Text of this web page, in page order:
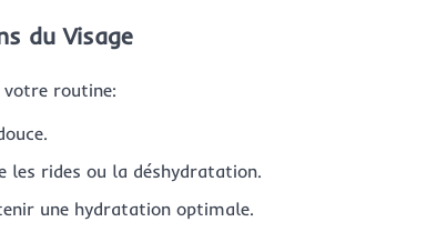
du Visage
votre routine:
les rides ou la déshydratation.
une hydratation optimale.